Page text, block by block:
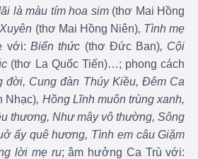
là màu tím hoa sim (thơ Mai Hồng
(thơ Mai Hồng Niên), Tình mẹ
với: Biển thức (thơ Đức Ban), Cội
(thơ La Quốc Tiến)…; phong cách
đời, Cung đàn Thúy Kiều, Đêm Ca
Nhạc), Hồng Lĩnh muôn trùng xanh,
thương, Như mây vô thường, Sông
ấy quê hương, Tình em câu Giặm
lời mẹ ru; âm hưởng Ca Trù với: